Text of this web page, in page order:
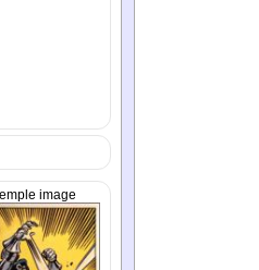
image